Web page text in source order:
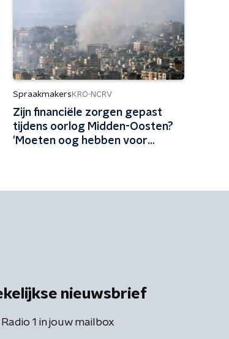
Spraakmakers KRO-NCRV
Zijn financiële zorgen gepast
tijdens oorlog Midden-Oosten?
'Moeten oog hebben voor
nieuwsbrief
1 in jouw mailbox